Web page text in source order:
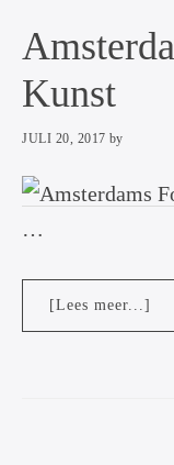
Kunst
JULI 20, 2017 by
…
[Lees meer...]